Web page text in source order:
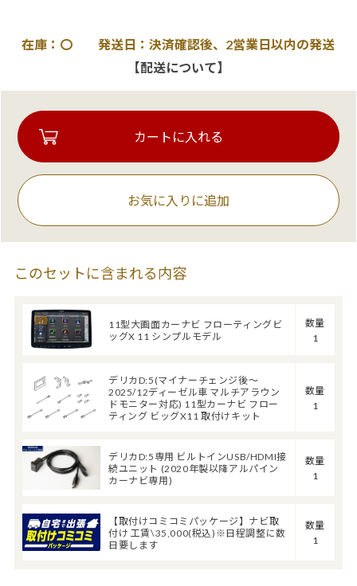
在庫：〇 発送日：決済確認後、2営業日以内の発送
【配送について】
お気に入りに追加
このセットに含まれる内容
11型大画面カーナビ フローティングビ
ッグX 11 シンプルモデル
数量
1
デリカD:5(マイナーチェンジ後～
2025/12ディーゼル車 マルチアラウン
ドモニター対応) 11型カーナビ フロー
ティング ビッグX11 取付けキット
数量
1
デリカD:5専用 ビルトインUSB/HDMI接
続ユニット (2020年製以降アルパイン
カーナビ専用)
数量
1
【取付けコミコミパッケージ】ナビ取
付け 工賃\35,000(税込)※日程調整に数
日要します
数量
1